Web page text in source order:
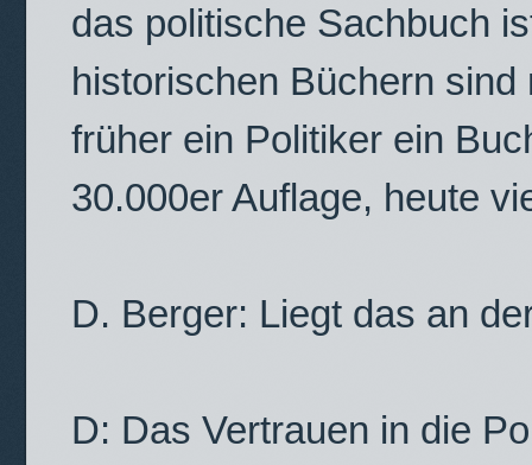
das politische Sachbuch
historischen Büchern
früher ein Politiker ein
30.000er Auflage, heute
D. Berger: Liegt das an
D: Das Vertrauen in die